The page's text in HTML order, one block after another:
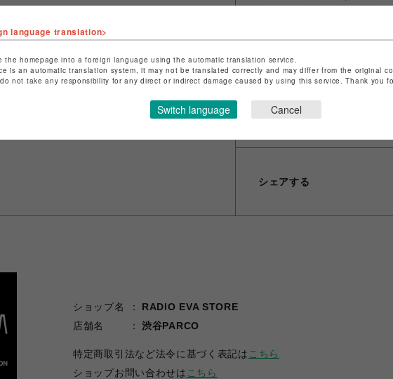
※高温多湿・直射日光のあ
してください。
※同一注文での商品代金の
なります。
※お客様のお使いのモニタ
なる場合がございます。
※画像は試作品の為、実際の
シェアする
ショップ名
RADIO EVA STORE
店舗名
渋谷PARCO
特定商取引法など法令に基づく表記は こちら
ショップお問い合わせは こちら
language translation>
the homepage into a foreign language using the automatic translation service.
is an automatic translation system, it may not be translated correctly and may differ from the original
not take any responsibility for any direct or indirect damage caused by using this service. Thank you
Switch language Cancel